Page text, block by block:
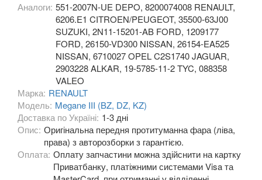
NISSAN keyboard_arrow_down
PEUGEOT keyboard_arrow_down
PORSCHE
RENAULT
Captur (J5)
Clio III (BR, CR, KR)
Аналоги: 551-2007N-UE DEPO, 8200074008 RENAULT,
6206.E1 CITROEN/PEUGEOT, 35500-63J00
SUZUKI, 2N11-15201-AB FORD, 1209177
FORD, 26150-VD300 NISSAN, 26154-EA525
NISSAN, 6710027 OPEL C2S1740 JAGUAR,
2903228 ALKAR, 19-5785-11-2 TYC, 088358
VALEO
Марка: RENAULT
Модель: Megane III (BZ, DZ, KZ)
Доставка по Україні: 1-3 дні
Опис: Оригінальна передня протитуманна фара (ліва,
права) з авторозборки з гарантією.
Оплата: Оплату запчастини можна здійснити на картку
Приватбанку, платіжними системами Visa та